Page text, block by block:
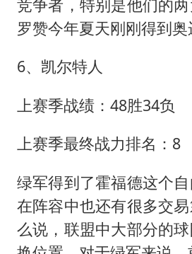
竞争者，特别是他们的
罗赞今年夏天刚刚得到奥
6、凯尔特人
上赛季战绩：48胜34负
上赛季最终战力排名：8
绿军得到了霍福德这个
在阵容中也还有很多交
么说，联盟中大部分的